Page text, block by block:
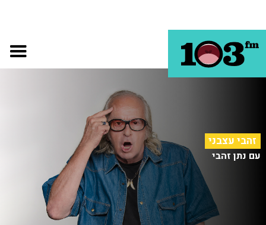
זהבי עצבני
עם נתן זהבי